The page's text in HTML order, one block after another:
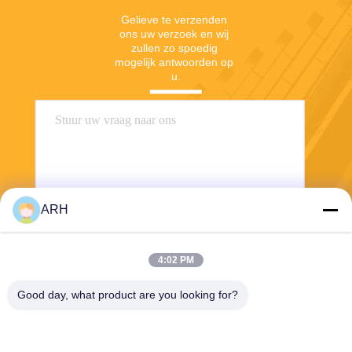
Gelieve te verzenden
ons uw verzoek en wij
zullen zo spoedig
mogelijk antwoorden op
u.
ARH
4:02 PM
Good day, what product are you looking for?